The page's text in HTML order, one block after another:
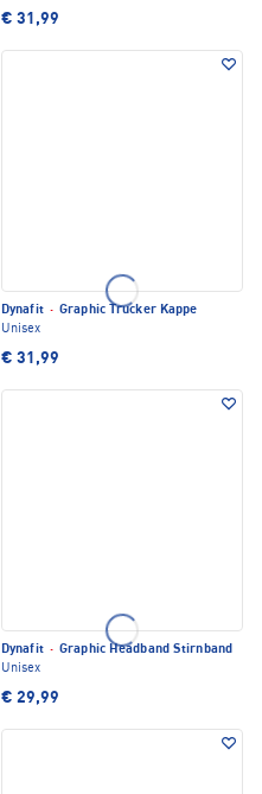
€ 31,99
Dynafit · Graphic Trucker Kappe
Unisex
€ 31,99
Dynafit · Graphic Headband Stirnband
Unisex
€ 29,99